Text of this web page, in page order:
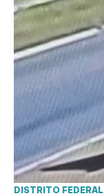
DISTRITO FEDERAL